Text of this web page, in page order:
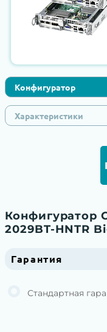
Конфигуратор
Характеристики
Конфигуратор
2029BT-HNTR
Гарантия
Стандартная